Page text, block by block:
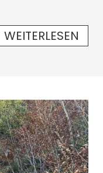
WEITERLESEN